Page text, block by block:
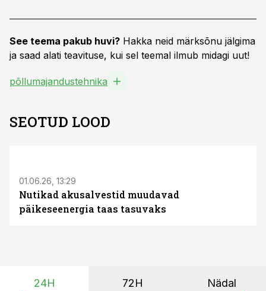
See teema pakub huvi? Hakka neid märksõnu jälgima
ja saad alati teavituse, kui sel teemal ilmub midagi uut!
põllumajandustehnika
SEOTUD LOOD
01.06.26, 13:29
Nutikad akusalvestid muudavad
päikeseenergia taas tasuvaks
24H 72H Nädal